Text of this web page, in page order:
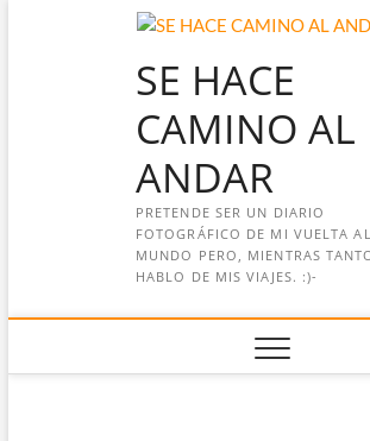
SE HACE
CAMINO AL
ANDAR
PRETENDE SER UN DIARIO
FOTOGRÁFICO DE MI VUELTA AL
MUNDO PERO, MIENTRAS
HABLO DE MIS VIAJES. :)-